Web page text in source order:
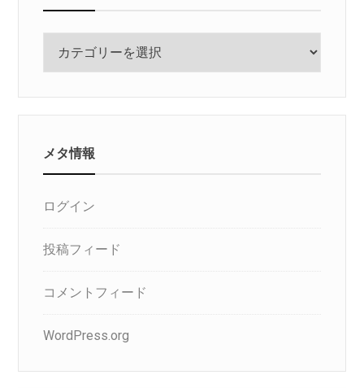
メタ情報
ログイン
投稿フィード
コメントフィード
WordPress.org